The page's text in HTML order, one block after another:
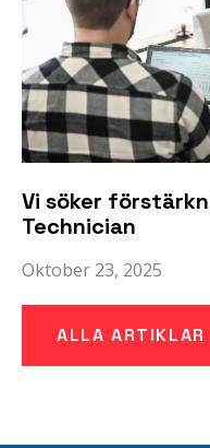
Vi söker
Technician
Oktober 23, 2025
ALLA ARTIKLAR